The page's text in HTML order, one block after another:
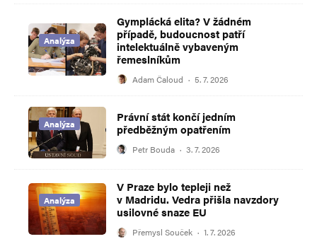
Analýza
Gymplácká elita? V žádném
případě, budoucnost patří
intelektuálně vybaveným
řemeslníkům
Adam Čaloud · 5. 7. 2026
Analýza
Právní stát končí jedním
předběžným opatřením
Petr Bouda · 3. 7. 2026
Analýza
V Praze bylo tepleji než
v Madridu. Vedra přišla navzdory
usilovné snaze EU
Přemysl Souček · 1. 7. 2026